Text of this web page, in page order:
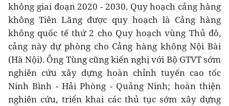
không giai đoạn 2020 - 2030. Quy hoạch cảng hàng
không Tiên Lãng được quy hoạch là Cảng hàng
không quốc tế thứ 2 cho Quy hoạch vùng Thủ đô,
cảng này dự phòng cho Cảng hàng không Nội Bài
(Hà Nội). Ông Tùng cũng kiến nghị với Bộ GTVT sớm
nghiên cứu xây dựng hoàn chỉnh tuyến cao tốc
Ninh Bình - Hải Phòng - Quảng Ninh; hoàn thiện
nghiên cứu, triển khai các thủ tục sớm xây dựng